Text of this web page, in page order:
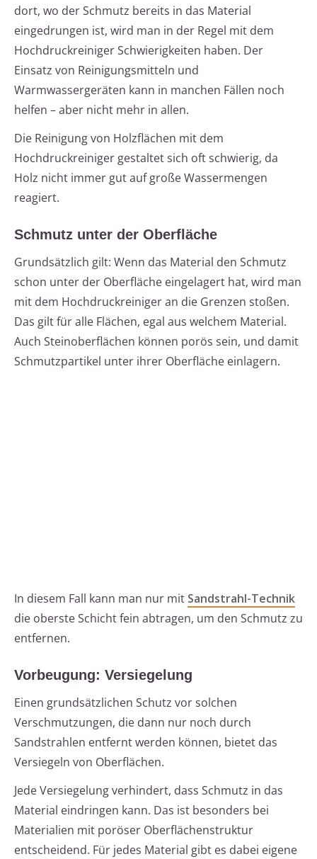
dort, wo der Schmutz bereits in das Material
eingedrungen ist, wird man in der Regel mit dem
Hochdruckreiniger Schwierigkeiten haben. Der
Einsatz von Reinigungsmitteln und
Warmwassergeräten kann in manchen Fällen noch
helfen – aber nicht mehr in allen.
Die Reinigung von Holzflächen mit dem
Hochdruckreiniger gestaltet sich oft schwierig, da
Holz nicht immer gut auf große Wassermengen
reagiert.
Schmutz unter der Oberfläche
Grundsätzlich gilt: Wenn das Material den Schmutz
schon unter der Oberfläche eingelagert hat, wird man
mit dem Hochdruckreiniger an die Grenzen stoßen.
Das gilt für alle Flächen, egal aus welchem Material.
Auch Steinoberflächen können porös sein, und damit
Schmutzpartikel unter ihrer Oberfläche einlagern.
In diesem Fall kann man nur mit Sandstrahl-Technik
die oberste Schicht fein abtragen, um den Schmutz zu
entfernen.
Vorbeugung: Versiegelung
Einen grundsätzlichen Schutz vor solchen
Verschmutzungen, die dann nur noch durch
Sandstrahlen entfernt werden können, bietet das
Versiegeln von Oberflächen.
Jede Versiegelung verhindert, dass Schmutz in das
Material eindringen kann. Das ist besonders bei
Materialien mit poröser Oberflächenstruktur
entscheidend. Für jedes Material gibt es dabei eigene